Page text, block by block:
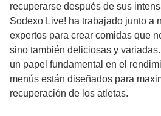
recuperarse después de sus
Sodexo Live! ha trabajado junto a
expertos para crear comidas que
sino también deliciosas y
un papel fundamental en el
menús están diseñados para
recuperación de los atletas.